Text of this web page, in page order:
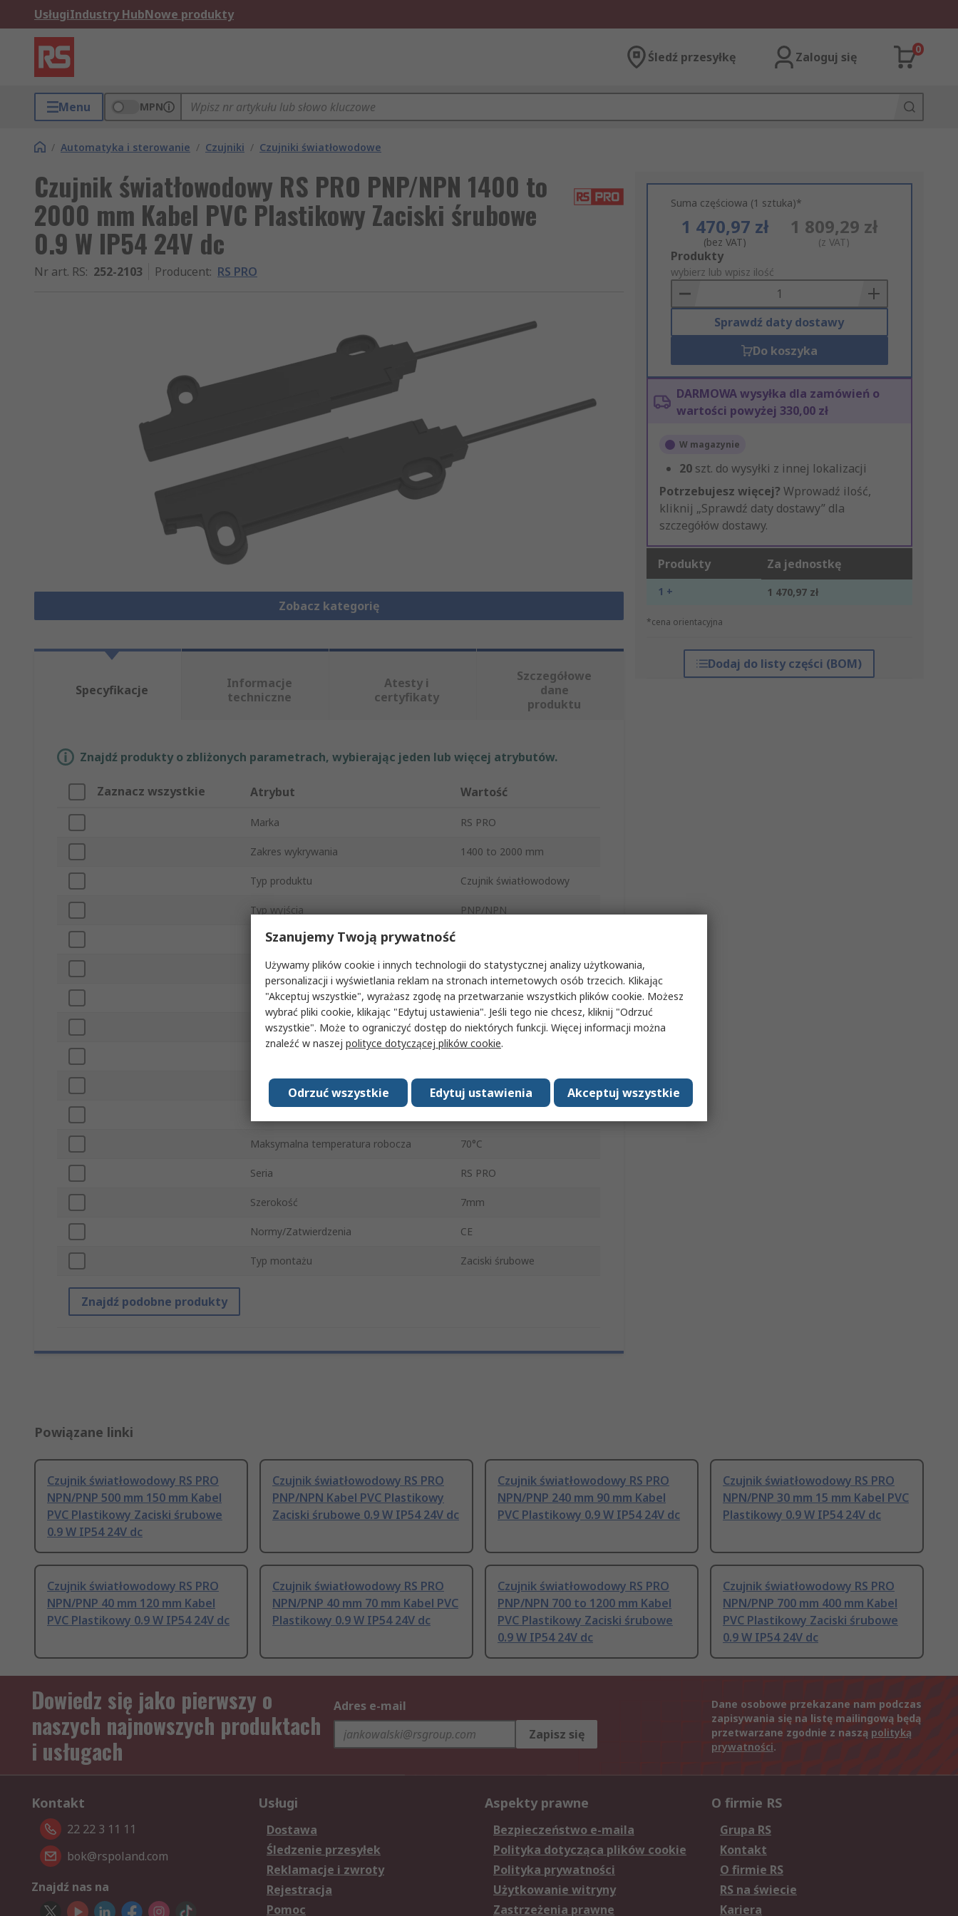
UsługiIndustry HubNowe produkty
Śledź przesyłkę Zaloguj się
0
Menu MPN
/ Automatyka i sterowanie / Czujniki / Czujniki światłowodowe
Czujnik światłowodowy RS PRO PNP/NPN 1400 to
2000 mm Kabel PVC Plastikowy Zaciski śrubowe
0.9 W IP54 24V dc
Nr art. RS: 252-2103 Producent: RS PRO
Zobacz kategorię
Suma częściowa (1 sztuka)*
1 470,97 zł
(bez VAT)
1 809,29 zł
(z VAT)
Add
to
Basket
Produkty
wybierz lub wpisz ilość
Sprawdź daty dostawy
Do koszyka
DARMOWA wysyłka dla zamówień o
wartości powyżej 330,00 zł
W magazynie
20 szt. do wysyłki z innej lokalizacji
Potrzebujesz więcej? Wprowadź ilość,
kliknij „Sprawdź daty dostawy” dla
szczegółów dostawy.
Produkty Za jednostkę
1 + 1 470,97 zł
*cena orientacyjna
Dodaj do listy części (BOM)
Specyfikacje
Informacje
techniczne
Atesty i
certyfikaty
Szczegółowe
dane
produktu
Znajdź produkty o zbliżonych parametrach, wybierając jeden lub więcej atrybutów.
Zaznacz wszystkie Atrybut Wartość
Marka RS PRO
Zakres wykrywania 1400 to 2000 mm
Typ produktu Czujnik światłowodowy
Typ wyjścia PNP/NPN
Typ światłowodu
Typ złącza Kabel PVC
Zużycie energii 0.9W
Maksymalne napięcie zasilania 24V dc
Materiał obudowy Stal nierdzewna
Maksymalna temperatura robocza 70°C
Seria RS PRO
Szerokość 7mm
Normy/Zatwierdzenia CE
Typ montażu Zaciski śrubowe
Znajdź podobne produkty
Powiązane linki
Czujnik światłowodowy RS PRO
NPN/PNP 500 mm 150 mm Kabel
PVC Plastikowy Zaciski śrubowe
0.9 W IP54 24V dc
Czujnik światłowodowy RS PRO
PNP/NPN Kabel PVC Plastikowy
Zaciski śrubowe 0.9 W IP54 24V dc
Czujnik światłowodowy RS PRO
NPN/PNP 240 mm 90 mm Kabel
PVC Plastikowy 0.9 W IP54 24V dc
Czujnik światłowodowy RS PRO
NPN/PNP 30 mm 15 mm Kabel PVC
Plastikowy 0.9 W IP54 24V dc
Czujnik światłowodowy RS PRO
NPN/PNP 40 mm 120 mm Kabel
PVC Plastikowy 0.9 W IP54 24V dc
Czujnik światłowodowy RS PRO
NPN/PNP 40 mm 70 mm Kabel PVC
Plastikowy 0.9 W IP54 24V dc
Czujnik światłowodowy RS PRO
PNP/NPN 700 to 1200 mm Kabel
PVC Plastikowy Zaciski śrubowe
0.9 W IP54 24V dc
Czujnik światłowodowy RS PRO
NPN/PNP 700 mm 400 mm Kabel
PVC Plastikowy Zaciski śrubowe
0.9 W IP54 24V dc
Dowiedz się jako pierwszy o
naszych najnowszych produktach
i usługach
Adres e-mail
Zapisz się
Dane osobowe przekazane nam podczas
zapisywania się na listę mailingową będą
przetwarzane zgodnie z naszą polityką
prywatności.
Kontakt
22 22 3 11 11
bok@rspoland.com
Znajdź nas na
Usługi
Dostawa
Śledzenie przesyłek
Reklamacje i zwroty
Rejestracja
Pomoc
Aspekty prawne
Bezpieczeństwo e-maila
Polityka dotycząca plików cookie
Polityka prywatności
Użytkowanie witryny
Zastrzeżenia prawne
O firmie RS
Grupa RS
Kontakt
O firmie RS
RS na świecie
Kariera
Szanujemy Twoją prywatność
Używamy plików cookie i innych technologii do statystycznej analizy użytkowania,
personalizacji i wyświetlania reklam na stronach internetowych osób trzecich. Klikając
"Akceptuj wszystkie", wyrażasz zgodę na przetwarzanie wszystkich plików cookie. Możesz
wybrać pliki cookie, klikając "Edytuj ustawienia". Jeśli tego nie chcesz, kliknij "Odrzuć
wszystkie". Może to ograniczyć dostęp do niektórych funkcji. Więcej informacji można
znaleźć w naszej polityce dotyczącej plików cookie.
Akceptuj wszystkie
Edytuj ustawienia
Odrzuć wszystkie